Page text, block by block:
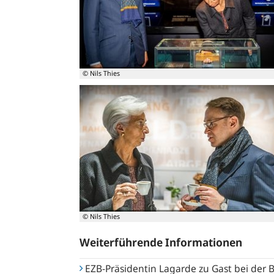
im
Geldmuseum
Deutschen
Bundesbank
© Nils Thies
Christine
Lagarde
und
Jens
Weidmann
beim
Versuch
den
Goldbarren
hochzuheben
© Nils Thies
Weidmann
Christine
Weiterführende Informationen
EZB-Präsidentin Lagarde zu Gast bei der